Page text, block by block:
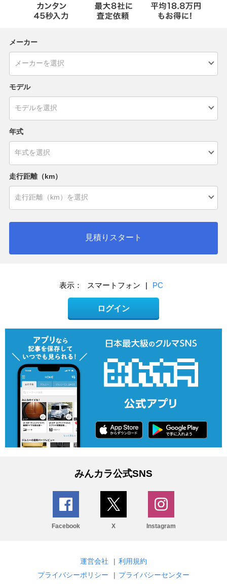
メーカー
モデル
年式
走行距離（km）
見積りスタート
表示： スマートフォン | PC
ログイン
みんカラ公式SNS
Facebook X Instagram
運営会社 | 利用規約
プライバシーポリシー
| プライバシーセンター